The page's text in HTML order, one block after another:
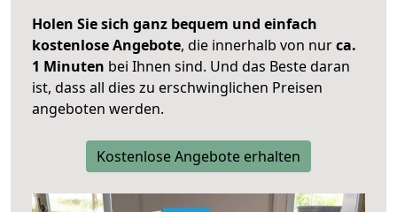
Holen Sie sich ganz bequem und einfach
kostenlose Angebote, die innerhalb von nurca.
1 Minuten bei Ihnen sind. Und das Beste daran
ist, dass all dies zu erschwinglichen Preisen
angeboten werden.
Kostenlose Angebote erhalten